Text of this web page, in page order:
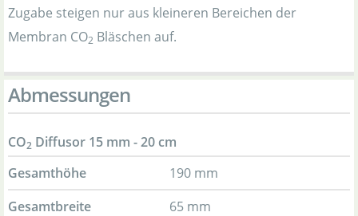
Zugabe steigen nur aus kleineren Bereichen der
Membran CO2 Bläschen auf.
Abmessungen
CO2 Diffusor 15 mm - 20 cm
Gesamthöhe
190 mm
Gesamtbreite
65 mm